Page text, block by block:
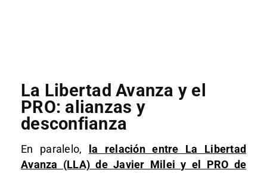
La Libertad Avanza y el
PRO: alianzas y
desconfianza
En paralelo,
la relación entre La Libertad
Avanza (LLA) de Javier Milei y el PRO de